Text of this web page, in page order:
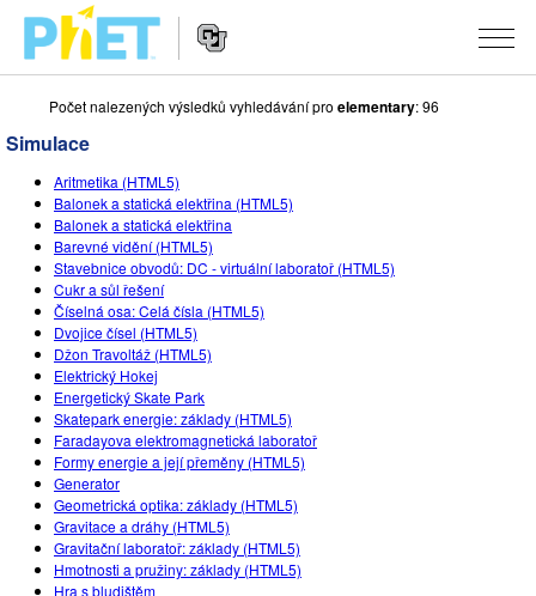
Vyhledávání
webu
PhET
Navigation
SIMULACE
Všechny simulace
Fyzika
Matematika
Chemie
Přírodověda
Biologie
Přeložené simulace
Customizable Sims
STUDIO
About Studio
Customizable Sims
Start a Free Trial
Purchase a License
VÝUKA
Procházet materiály
Sdílejte své aktivity
Activity Contribution Guidelines
Virtuální dílny
Professional Learning with PhET
Teaching with PhET
VÝZKUM
INICIATIVY
Inkluzivní design
PhET Global
Data Fluency
DEIB ve STEM Ed
PŘIHLÁSIT SE / REGISTROVAT
PŘIHLÁSIT SE / REGISTROVAT
Počet nalezených výsledků vyhledávání pro elementary: 96
Simulace
Aritmetika (HTML5)
Balonek a statická elektřina (HTML5)
Balonek a statická elektřina
Barevné vidění (HTML5)
Stavebnice obvodů: DC - virtuální laboratoř (HTML5)
Cukr a sůl řešení
Číselná osa: Celá čísla (HTML5)
Dvojice čísel (HTML5)
Džon Travoltáž (HTML5)
Elektrický Hokej
Energetický Skate Park
Skatepark energie: základy (HTML5)
Faradayova elektromagnetická laboratoř
Formy energie a její přeměny (HTML5)
Generator
Geometrická optika: základy (HTML5)
Gravitace a dráhy (HTML5)
Gravitační laboratoř: základy (HTML5)
Hmotnosti a pružiny: základy (HTML5)
Hra s bludištěm